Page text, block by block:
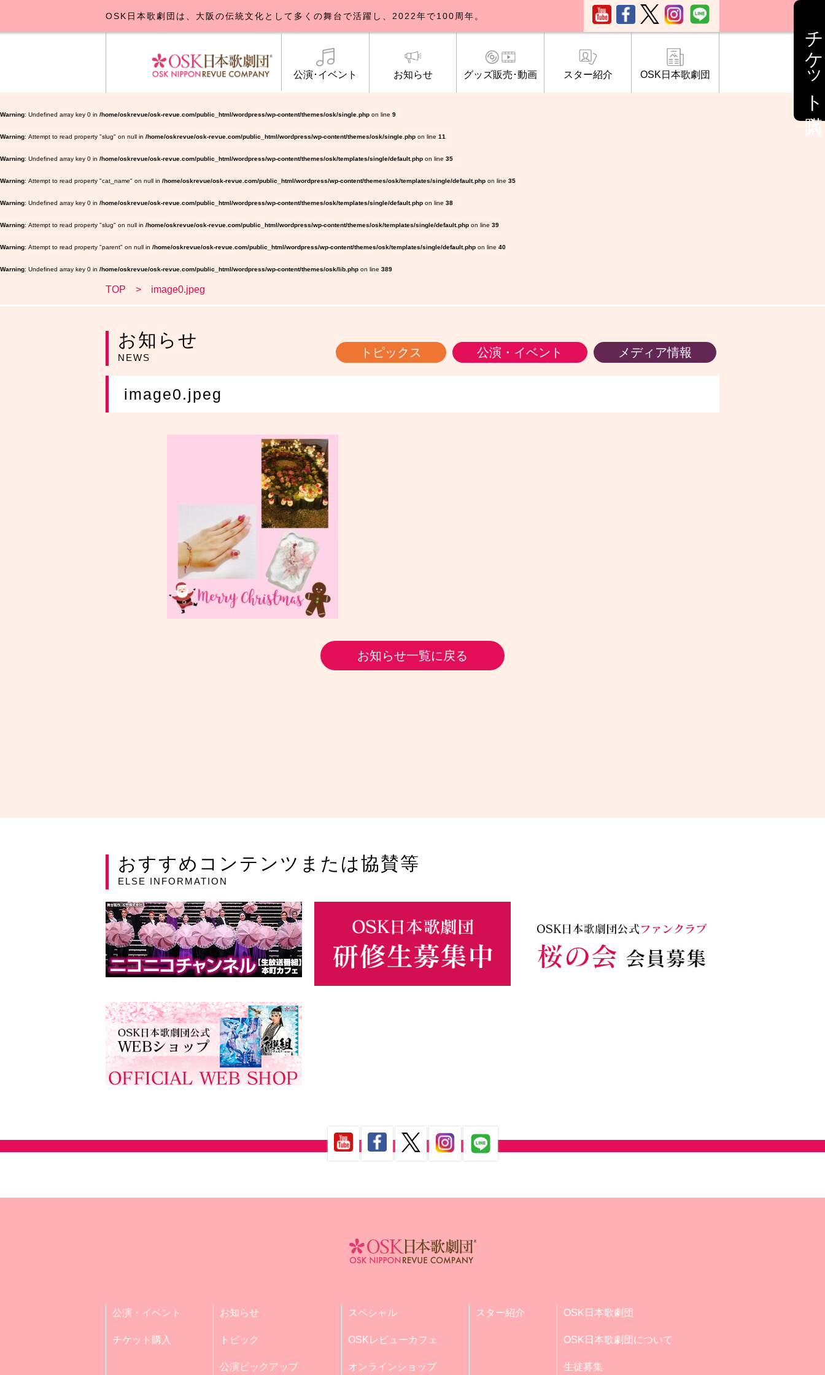
Warning : Undefined array key 0 in /home/oskrevue/osk-revue.com/public_html/wordpress/wp-content/themes/osk/single.php on line 9
Warning : Attempt to read property "slug" on null in /home/oskrevue/osk-revue.com/public_html/wordpress/wp-content/themes/osk/single.php on line 11
Warning : Undefined array key 0 in /home/oskrevue/osk-revue.com/public_html/wordpress/wp-content/themes/osk/templates/single/default.php on line 35
Warning : Attempt to read property "cat_name" on null in /home/oskrevue/osk-revue.com/public_html/wordpress/wp-content/themes/osk/templates/single/default.php on line 35
Warning : Undefined array key 0 in /home/oskrevue/osk-revue.com/public_html/wordpress/wp-content/themes/osk/templates/single/default.php on line 38
Warning : Attempt to read property "slug" on null in /home/oskrevue/osk-revue.com/public_html/wordpress/wp-content/themes/osk/templates/single/default.php on line 39
Warning : Attempt to read property "parent" on null in /home/oskrevue/osk-revue.com/public_html/wordpress/wp-content/themes/osk/templates/single/default.php on line 40
Warning : Undefined array key 0 in /home/oskrevue/osk-revue.com/public_html/wordpress/wp-content/themes/osk/lib.php on line 389
チケット購入
OSK日本歌劇団は、大阪の伝統文化として多くの舞台で活躍し、2022年で100周年。
公演･イベント
公演･イベント ブルックリンパーラー公演
お知らせ
お知らせ一覧 トピックス
グッズ販売･動画
公式グッズ販売
スター紹介 OSK日本歌劇団
OSK日本歌劇団について 研修生募集について
TOP image0.jpeg
お知らせ
NEWS トピックス 公演・イベント メディア情報
image0.jpeg
お知らせ一覧に戻る
おすすめコンテンツまたは協賛等
ELSE INFORMATION
公演・イベント
チケット購入
お知らせ
トピック
公演ピックアップ
スペシャル
OSKレビューカフェ
オンラインショップ
スター紹介 OSK日本歌劇団
OSK日本歌劇団について
生徒募集